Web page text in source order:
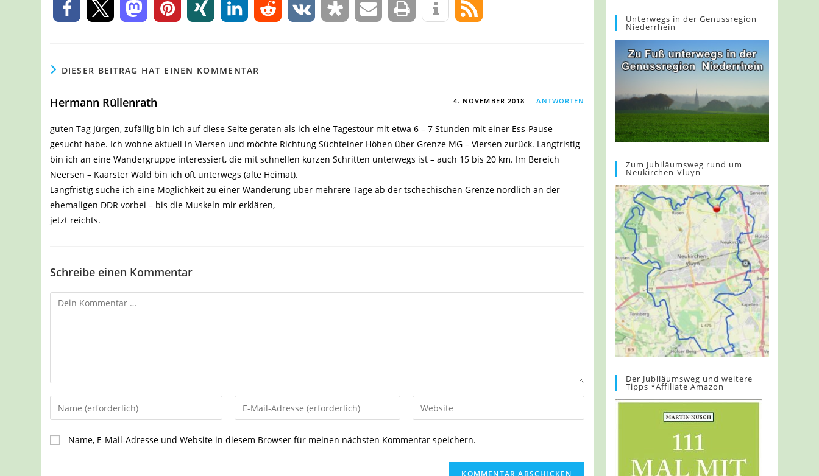
0 0
DIESER BEITRAG HAT EINEN KOMMENTAR
Hermann Rüllenrath 4. NOVEMBER 2018 ANTWORTEN
guten Tag Jürgen, zufällig bin ich auf diese Seite geraten als ich eine Tagestour mit etwa 6 – 7 Stunden mit einer Ess-Pause
gesucht habe. Ich wohne aktuell in Viersen und möchte Richtung Süchtelner Höhen über Grenze MG – Viersen zurück. Langfristig
bin ich an eine Wandergruppe interessiert, die mit schnellen kurzen Schritten unterwegs ist – auch 15 bis 20 km. Im Bereich
Neersen – Kaarster Wald bin ich oft unterwegs (alte Heimat).
Langfristig suche ich eine Möglichkeit zu einer Wanderung über mehrere Tage ab der tschechischen Grenze nördlich an der
ehemaligen DDR vorbei – bis die Muskeln mir erklären,
jetzt reichts.
Schreibe einen Kommentar
Kommentar
Gib
deinen
Namen
oder
Gib
deine
Gib
deine
Name, E-Mail-Adresse und Website in diesem Browser für meinen nächsten Kommentar speichern.
Unterwegs in der Genussregion
Niederrhein
Zum Jubiläumsweg rund um
Neukirchen-Vluyn
Der Jubiläumsweg und weitere
Tipps *Affiliate Amazon